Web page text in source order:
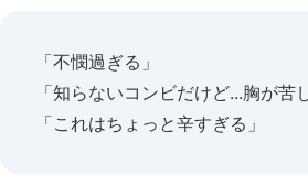
「不憫過ぎる」
「知らないコンビだけど...胸が苦
「これはちょっと辛すぎる」